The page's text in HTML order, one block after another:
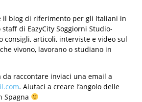
il blog di riferimento per gli Italiani in
di EazyCity Soggiorni Studio-
consigli, articoli, interviste e video sul
vivono, lavorano o studiano in
da raccontare inviaci una email a
. Aiutaci a creare l’angolo delle
Spagna